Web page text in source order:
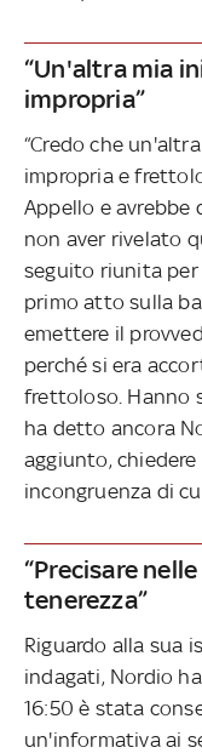
“Un'altra mia
impropria”
“Credo che
impropria e
Appello e
non aver rivelato
seguito riunita per
primo atto sulla
emettere il
perché si era
frettoloso. Hanno
ha detto ancora
aggiunto,
incongruenza di
“Precisare
tenerezza”
Riguardo alla sua
indagati, Nordio
16:50 è stata
un'informativa ai